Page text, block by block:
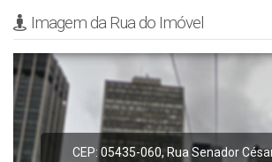
Imagem da Rua do Imóvel
CEP: 05435-060, Rua Senador